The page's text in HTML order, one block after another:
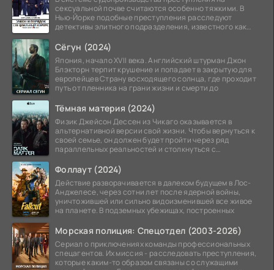
сексуальной почве считаются особенно тяжкими. В
Нью-Йорке подобные преступления расследуют
детективы элитного подразделения, известного как
Сёгун (2024)
Япония, начало XVII века. Английский штурман Джон
Блэкторн терпит крушение и попадает в закрытую для
европейцев Страну восходящего солнца, где проходит
путь от пленника на грани жизни и смерти до
Тёмная материя (2024)
Физик Джейсон Дессен из Чикаго оказывается в
альтернативной версии свой жизни. Чтобы вернуться к
своей семье, он должен будет пройти через ряд
параллельных реальностей и столкнуться с
Фоллаут (2024)
Действие разворачивается в далеком будущем в Лос-
Анджелесе, через сотни лет после ядерной войны,
уничтожившей или сильно видоизменившей все живое
на планете. В подземных убежищах, построенных
Морская полиция: Спецотдел (2003-2026)
Сериал о приключениях команды профессиональных
спецагентов. Их миссия - расследовать преступления,
которые каким-то образом связаны со служащими